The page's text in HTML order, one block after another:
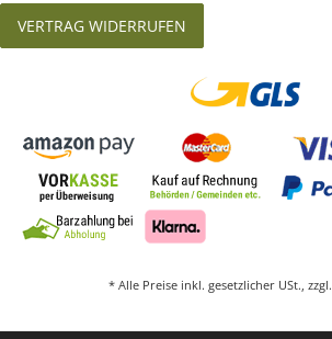
VERTRAG WIDERRUFEN
* Alle Preise inkl. gesetzlicher USt., zzgl.